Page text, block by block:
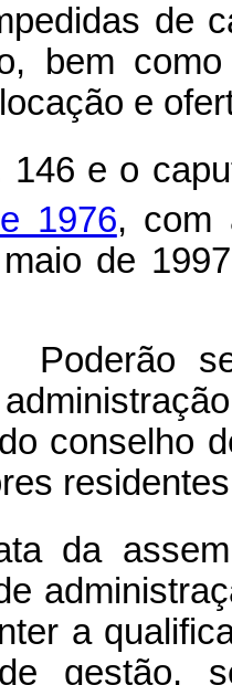
de
bem
e
e o
1976, com
de
Poderão
conselho
da
a
gestão,